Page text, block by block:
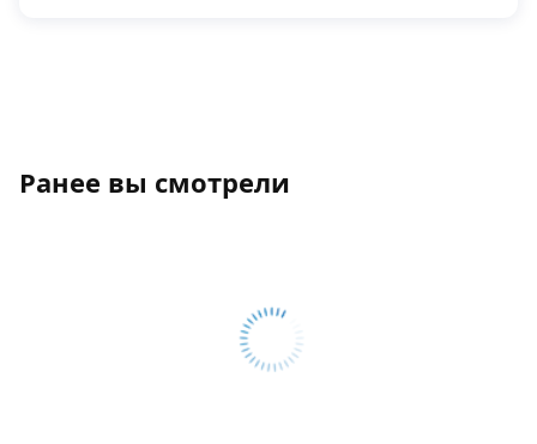
Ранее вы смотрели